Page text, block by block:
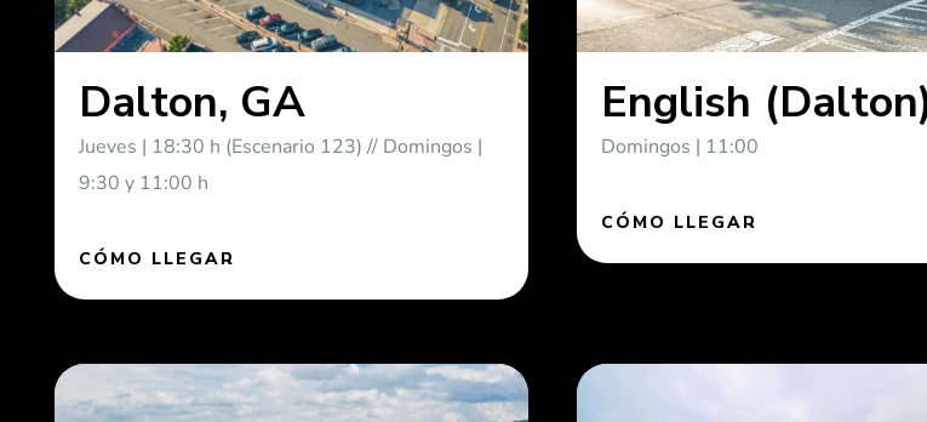
Dalton, GA
Jueves | 18:30 h (Escenario 123) // Domingos |
9:30 y 11:00 h
CÓMO LLEGAR
English
Domingos | 11:00
CÓMO LLEGAR